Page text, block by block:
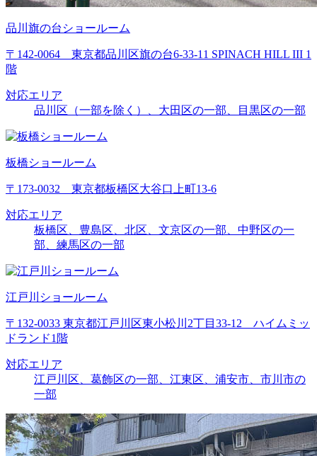
品川旗の台ショールーム
〒142-0064 東京都品川区旗の台6-33-11 SPINACH HILL III 1
階
対応エリア
品川区（一部を除く）、大田区の一部、目黒区の一部
板橋ショールーム
〒173-0032 東京都板橋区大谷口上町13-6
対応エリア
板橋区、豊島区、北区、文京区の一部、中野区の一
部、練馬区の一部
江戸川ショールーム
〒132-0033 東京都江戸川区東小松川2丁目33-12 ハイムミッ
ドランド1階
対応エリア
江戸川区、葛飾区の一部、江東区、浦安市、市川市の
一部